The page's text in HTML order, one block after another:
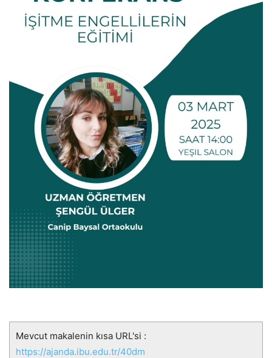
Mevcut makalenin kısa URL'si :
https://ajanda.ibu.edu.tr/40dm